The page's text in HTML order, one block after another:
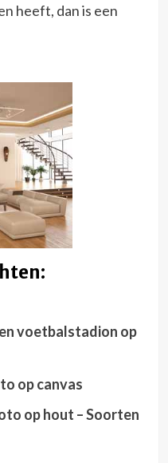
heeft, dan is een
voetbalstadion op
op canvas
op hout – Soorten